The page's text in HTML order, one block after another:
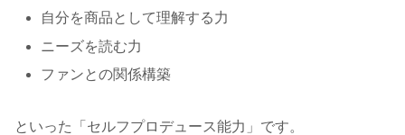
自分を商品として理解する力
ニーズを読む力
ファンとの関係構築
といった「セルフプロデュース能力」です。